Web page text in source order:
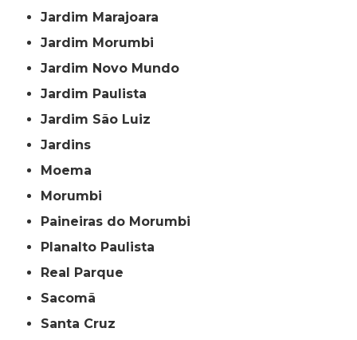
Jardim Marajoara
Jardim Morumbi
Jardim Novo Mundo
Jardim Paulista
Jardim São Luiz
Jardins
Moema
Morumbi
Paineiras do Morumbi
Planalto Paulista
Real Parque
Sacomã
Santa Cruz